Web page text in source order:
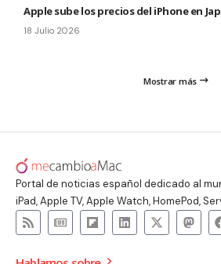
Apple sube los precios del iPhone en
18 Julio 2026
Mostrar más
Portal de noticias español dedicado al
iPad, Apple TV, Apple Watch, HomePod,